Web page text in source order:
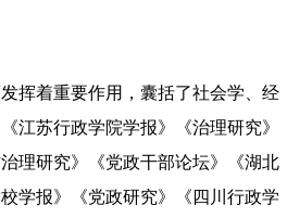
挥着重要作用，囊括了社会学、经
江苏行政学院学报》《治理研究》
理研究》《党政干部论坛》《湖北
学报》《党政研究》《四川行政学